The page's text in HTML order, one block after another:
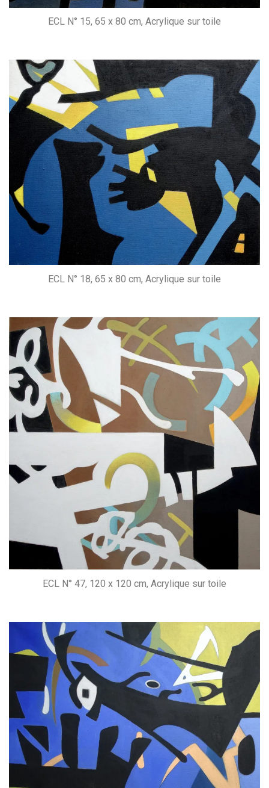
ECL N° 15, 65 x 80 cm, Acrylique sur toile
ECL N° 18, 65 x 80 cm, Acrylique sur toile
ECL N° 47, 120 x 120 cm, Acrylique sur toile